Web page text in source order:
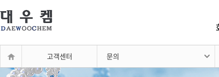
고객센터 문의